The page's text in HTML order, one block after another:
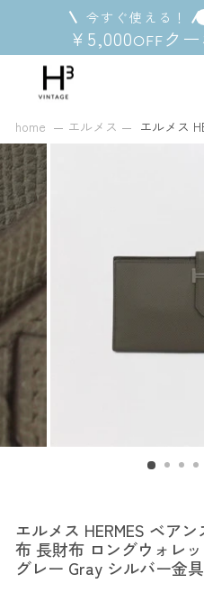
キ
ッ
プ
す
る
今すぐ使える！
¥5,000OFFク
home エルメス エルメス
エルメス HERMES ベア
布 長財布 ロングウォレ
グレー Gray シルバー金